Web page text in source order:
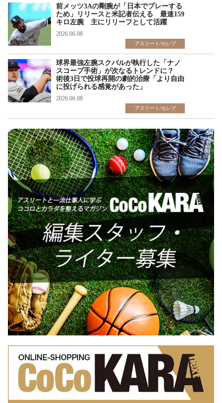
前メッツ3Aの剛腕が「日本でプレーする
ため」リリースと米記者伝える 最速159
キロ左腕 主にリリーフとして活躍
2026.06.08
アスリート/セレブ
球界最強左腕スクバルが執行した「ナノ
スコープ手術」が次なるトレンドに？
術後3日で投球再開の劇的治療「より自由
に投げられる感覚があった」
2026.06.08
アスリート/セレブ